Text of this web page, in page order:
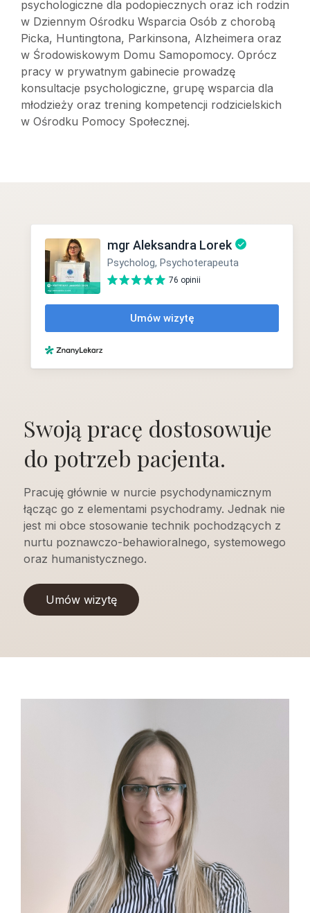
psychologiczne dla podopiecznych oraz ich rodzin
w Dziennym Ośrodku Wsparcia Osób z chorobą
Picka, Huntingtona, Parkinsona, Alzheimera oraz
w Środowiskowym Domu Samopomocy. Oprócz
pracy w prywatnym gabinecie prowadzę
konsultacje psychologiczne, grupę wsparcia dla
młodzieży oraz trening kompetencji rodzicielskich
w Ośrodku Pomocy Społecznej.
Swoją pracę dostosowuje
do potrzeb pacjenta.
Pracuję głównie w nurcie psychodynamicznym
łącząc go z elementami psychodramy. Jednak nie
jest mi obce stosowanie technik pochodzących z
nurtu poznawczo-behawioralnego, systemowego
oraz humanistycznego.
Umów wizytę